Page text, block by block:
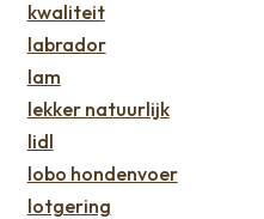
kwaliteit
labrador
lam
lekker natuurlijk
lidl
lobo hondenvoer
lotgering